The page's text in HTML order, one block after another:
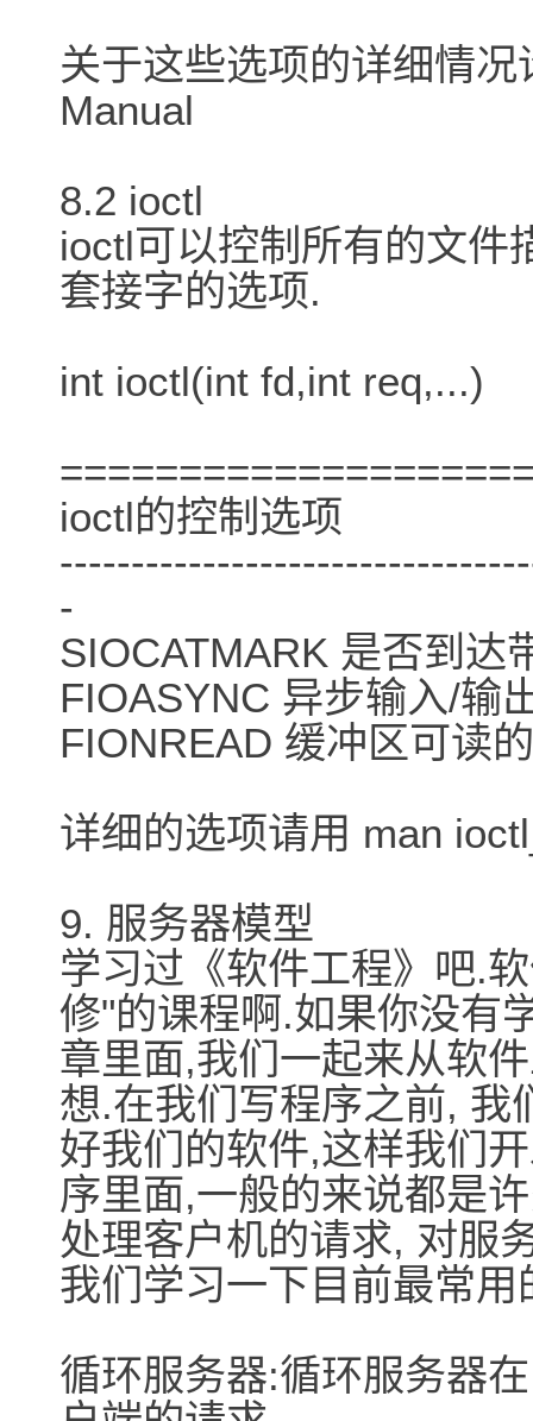
关于这些选项的详细情
Manual
8.2 ioctl
ioctl可以控制所有的文件
套接字的选项.
int ioctl(int fd,int req,...)
ioctl的控制选项
-
SIOCATMARK 是否到达
FIOASYNC 异步输入/输
FIONREAD 缓冲区可读
详细的选项请用 man
9. 服务器模型
学习过《软件工程》吧.
修"的课程啊.如果你没有
章里面,我们一起来从软
想.在我们写程序之前, 我
好我们的软件,这样我们
序里面,一般的来说都是
处理客户机的请求, 对服
我们学习一下目前最常用
循环服务器:循环服务器